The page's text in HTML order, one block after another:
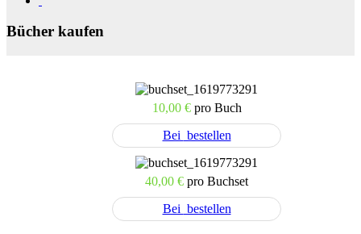
Bücher kaufen
10,00 €pro Buch
Bei bestellen
40,00 € pro Buchset
Bei bestellen